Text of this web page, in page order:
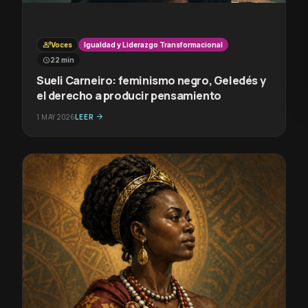
record_voice_overVoces Igualdad y Liderazgo Transformacional
schedule22 min
Sueli Carneiro: feminismo negro, Geledés y
el derecho a producir pensamiento
1 MAY 2026LEER arrow_forward